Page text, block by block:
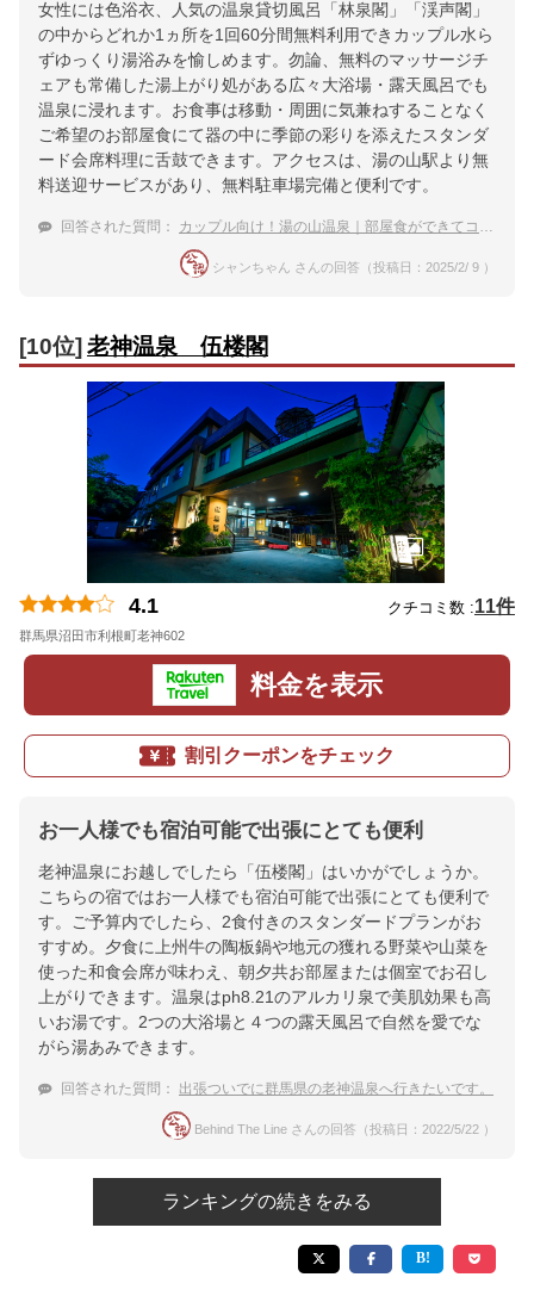
女性には色浴衣、人気の温泉貸切風呂「林泉閣」「渓声閣」
の中からどれか1ヵ所を1回60分間無料利用できカップル水ら
ずゆっくり湯浴みを愉しめます。勿論、無料のマッサージチ
ェアも常備した湯上がり処がある広々大浴場・露天風呂でも
温泉に浸れます。お食事は移動・周囲に気兼ねすることなく
ご希望のお部屋食にて器の中に季節の彩りを添えたスタンダ
ード会席料理に舌鼓できます。アクセスは、湯の山駅より無
料送迎サービスがあり、無料駐車場完備と便利です。
回答された質問： カップル向け！湯の山温泉｜部屋食ができてコスパの良い温泉宿は？
シャンちゃん さんの回答（投稿日：2025/2/ 9 ）
[10位] 老神温泉 伍楼閣
4.1 クチコミ数 :11件
群馬県沼田市利根町老神602
料金を表示
割引クーポンをチェック
お一人様でも宿泊可能で出張にとても便利
老神温泉にお越しでしたら「伍楼閣」はいかがでしょうか。
こちらの宿ではお一人様でも宿泊可能で出張にとても便利で
す。ご予算内でしたら、2食付きのスタンダードプランがお
すすめ。夕食に上州牛の陶板鍋や地元の獲れる野菜や山菜を
使った和食会席が味わえ、朝夕共お部屋または個室でお召し
上がりできます。温泉はph8.21のアルカリ泉で美肌効果も高
いお湯です。2つの大浴場と４つの露天風呂で自然を愛でな
がら湯あみできます。
回答された質問： 出張ついでに群馬県の老神温泉へ行きたいです。
Behind The Line さんの回答（投稿日：2022/5/22 ）
ランキングの続きをみる